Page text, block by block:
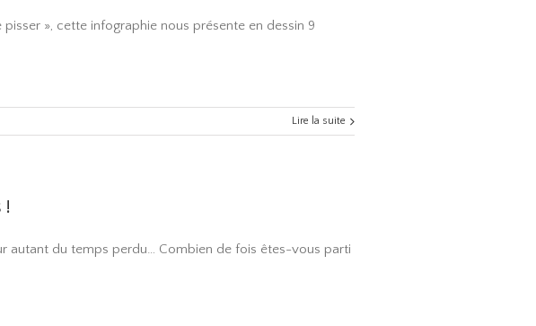
», cette infographie nous présente en dessin 9
Lire la suite
!
autant du temps perdu… Combien de fois êtes-vous parti